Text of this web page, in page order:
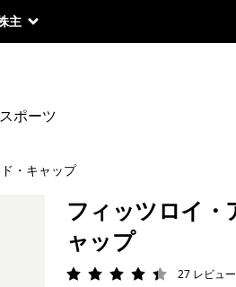
主
スポーツ
・キャップ
フィッツロイ・
ャップ
評価: 4.4 / 5
27 レビュー